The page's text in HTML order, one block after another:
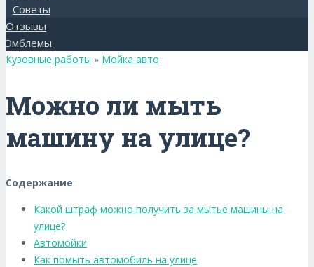
Советы
Отзывы
Эмблемы
Кузовные работы » Мойка авто
Можно ли мыть
машину на улице?
Содержание:
Какой штраф можно получить за мытье машины на
улице?
Автомойки
Как помыть автомобиль на улице